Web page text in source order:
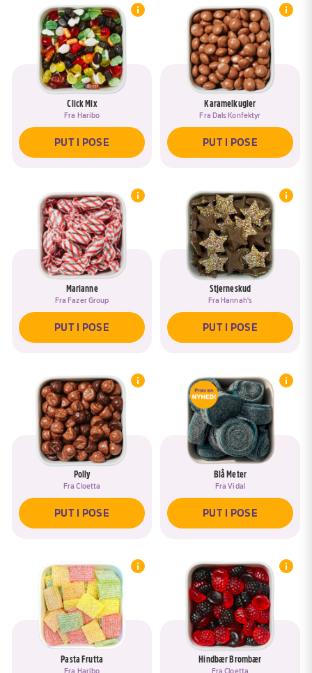
Click Mix
Fra Haribo
PUT I POSE
Karamelkugler
Fra Dals Konfektyr
PUT I POSE
Marianne
Fra Fazer Group
PUT I POSE
Stjerneskud
Fra Hannah's
PUT I POSE
Polly
FraCloetta
PUT I POSE
Blå Meter
FraVidal
PUT I POSE
Pasta Frutta
Fra Haribo
Hindbær Brombær
FraCloetta